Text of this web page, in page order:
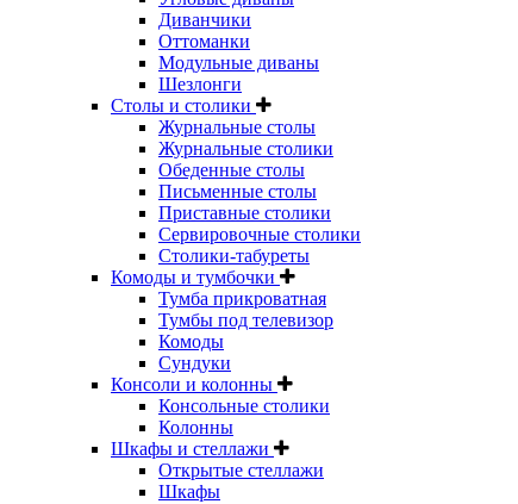
Диванчики
Оттоманки
Модульные диваны
Шезлонги
Столы и столики
Журнальные столы
Журнальные столики
Обеденные столы
Письменные столы
Приставные столики
Сервировочные столики
Столики-табуреты
Комоды и тумбочки
Тумба прикроватная
Тумбы под телевизор
Комоды
Сундуки
Консоли и колонны
Консольные столики
Колонны
Шкафы и стеллажи
Открытые стеллажи
Шкафы